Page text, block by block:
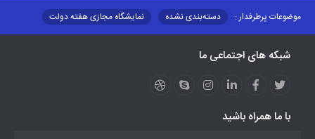
موضوعات پرطرفدار : دسته‌بندی نشده
نمایشگاه مجازی هفته دولت
مزایدات و مناقصات
محتوای کانون توسعه
عملکردها
عشایر استان
طرح و برنامه
روند ساماندهی عشایر داوطلب اسکان
شبکه های اجتماعی ما
با ما همراه باشید